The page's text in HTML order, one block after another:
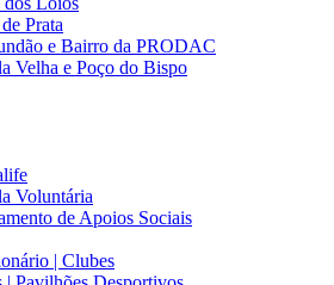
Prata
e Bairro da PRODAC
Velha e Poço do Bispo
Voluntária
de Apoios Sociais
| Clubes